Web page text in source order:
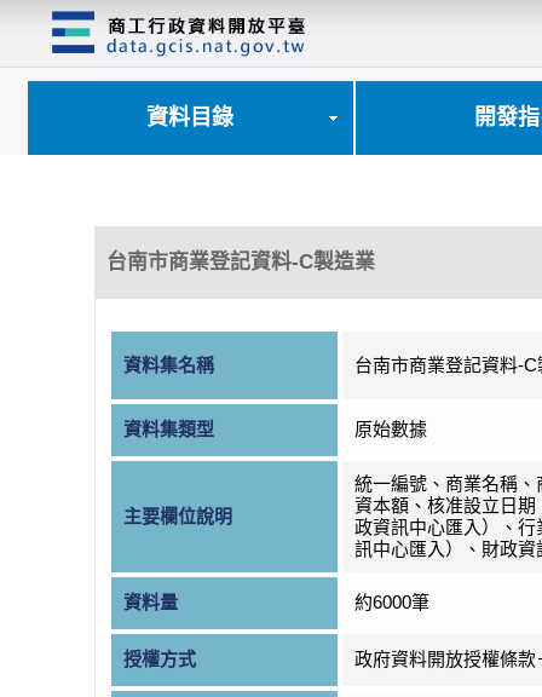
資料目錄 開發
台南市商業登記資料-C製造業
資料集名稱 台南市商業登記資料-C
資料集類型 原始數據
主要欄位說明
統一編號、商業名稱、
資本額、核准設立日期
政資訊中心匯入）、行
訊中心匯入）、財政資
資料量 約6000筆
授權方式 政府資料開放授權條款